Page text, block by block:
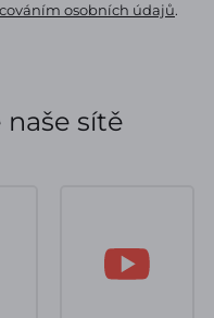
osobních údajů.
sítě